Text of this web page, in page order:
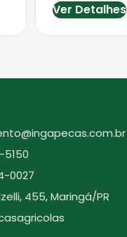
Ver Detalhes
0027
455, Maringá/PR